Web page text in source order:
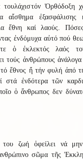
Ὀρθόδοξη
αἴσθημα
ἔθνη καί λαούς.
ἐνδόμυχα αὐτό πού
ὁ ἐκλεκτός
τούς ἀνθρώπους
ἔθνος ἤ τήν φυλή ἀπό
στά ἐνδότερα τῶν
ὁ ἄνθρωπος δεν
ζωή ὀφείλει νά
σῶμα τῆς